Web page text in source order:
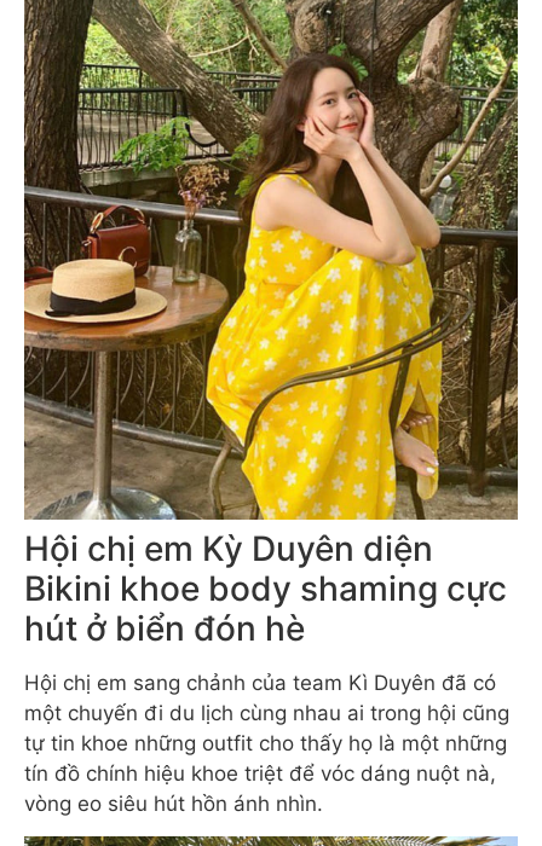
Hội chị em Kỳ Duyên diện
Bikini khoe body shaming cực
hút ở biển đón hè
Hội chị em sang chảnh của team Kì Duyên đã có
một chuyến đi du lịch cùng nhau ai trong hội cũng
tự tin khoe những outfit cho thấy họ là một những
tín đồ chính hiệu khoe triệt để vóc dáng nuột nà,
vòng eo siêu hút hồn ánh nhìn.